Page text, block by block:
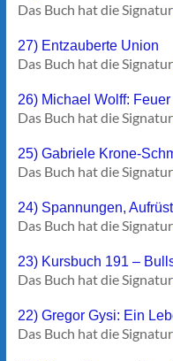
Das Buch hat die Signatur
27) Entzauberte Union
Das Buch hat die Signatur
26) Michael Wolff:
Das Buch hat die Signatur
25) Gabriele Krone-
Das Buch hat die Signatur
24) Spannungen,
Das Buch hat die Signatur
23) Kursbuch 191 –
Das Buch hat die Signatur
22) Gregor Gysi: Ein
Das Buch hat die Signatur